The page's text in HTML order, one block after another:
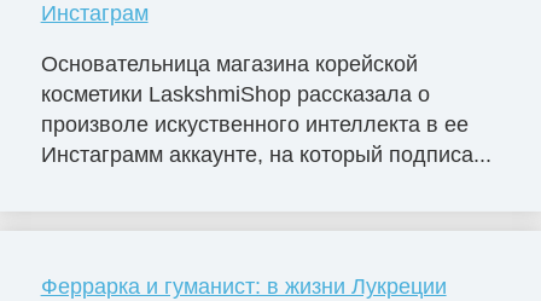
Инстаграм
Основательница магазина корейской
косметики LaskshmiShop рассказала о
произволе искуственного интеллекта в ее
Инстаграмм аккаунте, на который подписа...
Феррарка и гуманист: в жизни Лукреции